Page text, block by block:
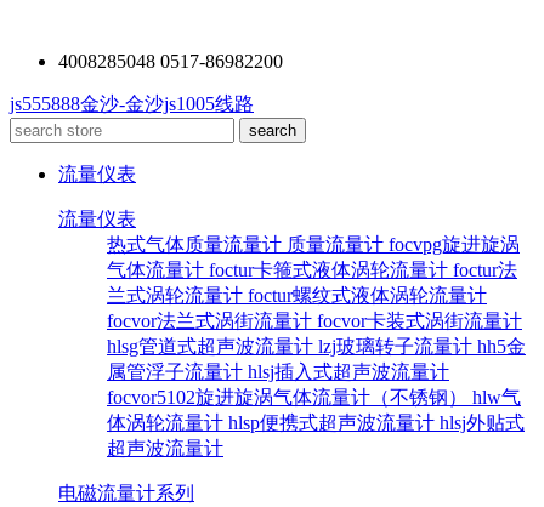
4008285048 0517-86982200
js555888金沙-金沙js1005线路
流量仪表
流量仪表
热式气体质量流量计 质量流量计 focvpg旋进旋涡
气体流量计 foctur卡箍式液体涡轮流量计 foctur法
兰式涡轮流量计 foctur螺纹式液体涡轮流量计
focvor法兰式涡街流量计 focvor卡装式涡街流量计
hlsg管道式超声波流量计 lzj玻璃转子流量计 hh5金
属管浮子流量计 hlsj插入式超声波流量计
focvor5102旋进旋涡气体流量计（不锈钢） hlw气
体涡轮流量计 hlsp便携式超声波流量计 hlsj外贴式
超声波流量计
电磁流量计系列